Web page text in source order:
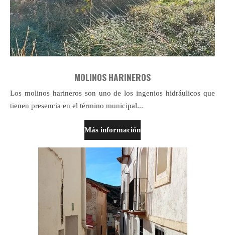
MOLINOS HARINEROS
Los molinos harineros son uno de los ingenios hidráulicos que
tienen presencia en el término municipal...
Más información